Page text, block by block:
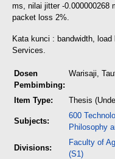
ms, nilai jitter -0.000000268
packet loss 2%.
Kata kunci : bandwidth,
Services.
Dosen
Pembimbing:
Warisaji,
Item Type: Thesis
Subjects:
600
Philosophy
Divisions:
Faculty of
(S1)